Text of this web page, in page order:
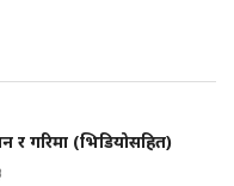
र गरिमा (भिडियोसहित)